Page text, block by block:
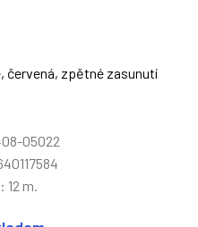
červená, zpětné zasunutí
05022
12 m.